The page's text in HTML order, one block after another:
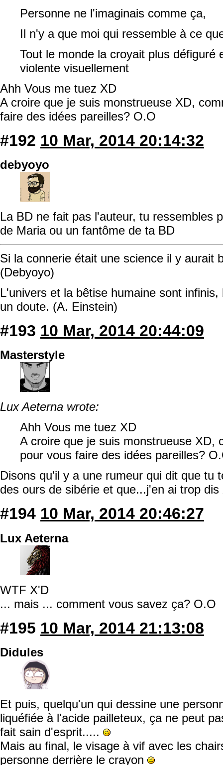
Personne ne l'imaginais comme ça,
Il n'y a que moi qui ressemble à ce
Tout le monde la croyait plus défiguré
violente visuellement
Ahh Vous me tuez XD
A croire que je suis monstrueuse XD,
faire des idées pareilles? O.O
#192 10 Mar, 2014 20:14:32
debyoyo
La BD ne fait pas l'auteur, tu ressembles
de Maria ou un fantôme de ta BD
Si la connerie était une science il y aurait
(Debyoyo)
L'univers et la bêtise humaine sont
un doute. (A. Einstein)
#193 10 Mar, 2014 20:44:09
Masterstyle
Lux Aeterna wrote:
Ahh Vous me tuez XD
A croire que je suis monstrueuse XD,
pour vous faire des idées pareilles?
Disons qu'il y a une rumeur qui dit que tu
des ours de sibérie et que...j'en ai trop dis
#194 10 Mar, 2014 20:46:27
Lux Aeterna
WTF X'D
... mais ... comment vous savez ça? O.O
#195 10 Mar, 2014 21:13:08
Didules
Et puis, quelqu'un qui dessine une
liquéfiée à l'acide pailleteux, ça ne peut
fait sain d'esprit.....
Mais au final, le visage à vif avec les
personne derrière le crayon